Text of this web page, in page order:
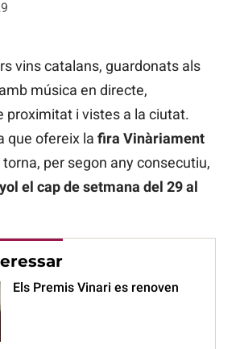
vins catalans, guardonats als
música en directe,
proximitat i vistes a la ciutat.
que ofereix la fira Vinàriament
torna, per segon any consecutiu,
el cap de setmana del 29 al
Els Premis Vinari es renoven